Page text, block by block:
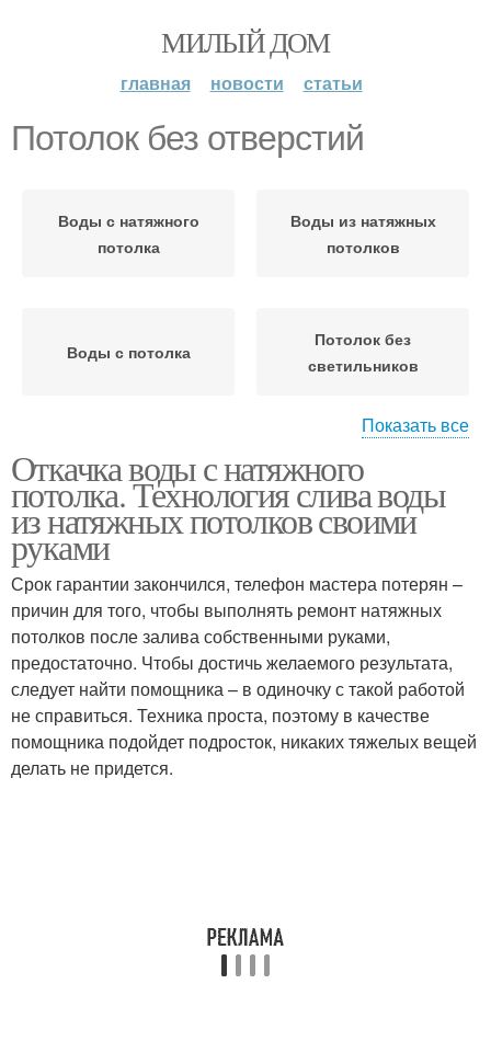
МИЛЫЙ ДОМ
главная новости статьи
Потолок без отверстий
Воды с натяжного
потолка
Воды из натяжных
потолков
Воды с потолка
Потолок без
светильников
Натяжные потолки Потолки во время
Показать все
Откачка воды с натяжного
потолка. Технология слива воды
из натяжных потолков своими
руками
Срок гарантии закончился, телефон мастера потерян –
причин для того, чтобы выполнять ремонт натяжных
потолков после залива собственными руками,
предостаточно. Чтобы достичь желаемого результата,
следует найти помощника – в одиночку с такой работой
не справиться. Техника проста, поэтому в качестве
помощника подойдет подросток, никаких тяжелых вещей
делать не придется.